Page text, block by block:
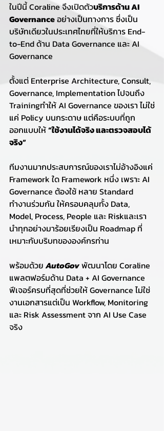
ในปีนี้ Coraline จึงเปิดตัวบริการด้าน AI
Governance อย่างเป็นทางการ ซึ่งเป็น
บริษัทเดียวในประเทศไทยที่ให้บริการ End-
to-End ด้าน Data Governance และ AI
Governance
ตั้งแต่ Enterprise Architecture, Consult,
Governance, Implementation ไปจนถึง
Trainingทำให้ AI Governance ของเรา ไม่ใช่
แค่ Policy บนกระดาษ แต่คือระบบที่ถูก
ออกแบบให้ “ใช้งานได้จริง และตรวจสอบได้
จริง”
ทีมงานมากประสบการณ์ของเราไม่อ้างอิงแค่
Framework ใด Framework หนึ่ง เพราะ AI
Governance ต้องใช้ หลาย Standard
ทำงานร่วมกัน ให้ครอบคลุมทั้ง Data,
Model, Process, People และ Riskและเรา
นำทุกอย่างมาร้อยเรียงเป็น Roadmap ที่
เหมาะกับบริบทขององค์กรท่าน
พร้อมด้วย AutoGov พัฒนาโดย Coraline
แพลตฟอร์มด้าน Data + AI Governance
ฟีเจอร์ครบที่สุดที่ช่วยให้ Governance ไม่ใช่
งานเอกสารแต่เป็น Workflow, Monitoring
และ Risk Assessment จาก AI Use Case
จริง